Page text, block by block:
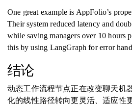
One great example is AppFolio’s
Their system reduced latency and
while saving managers over 10 hours
this by using LangGraph for error
结论
动态工作流程节点正在改变聊天机
化的线性路径转向更灵活、适应性